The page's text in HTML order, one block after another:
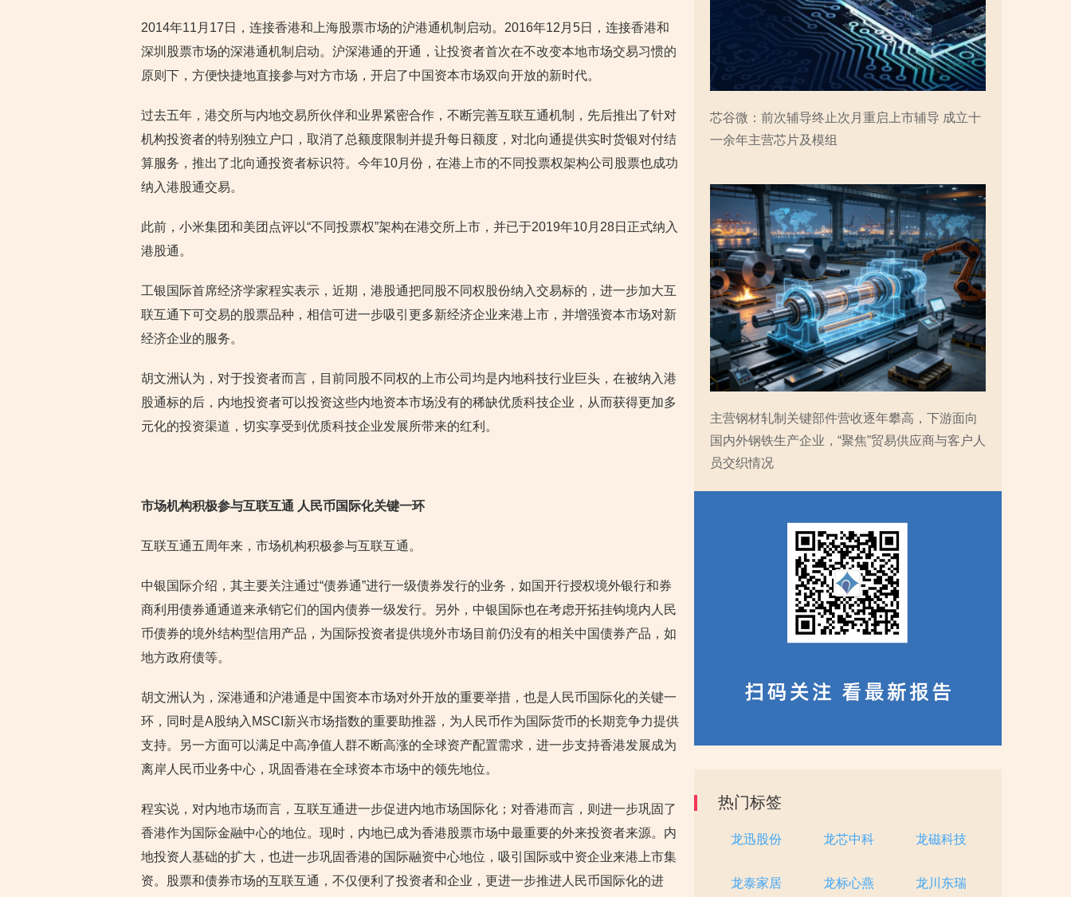
2014年11月17日，连接香港和上海股票市场的沪港通机制启动。2016年12月5日，连接香港和
深圳股票市场的深港通机制启动。沪深港通的开通，让投资者首次在不改变本地市场交易习惯的
原则下，方便快捷地直接参与对方市场，开启了中国资本市场双向开放的新时代。
过去五年，港交所与内地交易所伙伴和业界紧密合作，不断完善互联互通机制，先后推出了针对
机构投资者的特别独立户口，取消了总额度限制并提升每日额度，对北向通提供实时货银对付结
算服务，推出了北向通投资者标识符。今年10月份，在港上市的不同投票权架构公司股票也成功
纳入港股通交易。
此前，小米集团和美团点评以“不同投票权”架构在港交所上市，并已于2019年10月28日正式纳入
港股通。
工银国际首席经济学家程实表示，近期，港股通把同股不同权股份纳入交易标的，进一步加大互
联互通下可交易的股票品种，相信可进一步吸引更多新经济企业来港上市，并增强资本市场对新
经济企业的服务。
胡文洲认为，对于投资者而言，目前同股不同权的上市公司均是内地科技行业巨头，在被纳入港
股通标的后，内地投资者可以投资这些内地资本市场没有的稀缺优质科技企业，从而获得更加多
元化的投资渠道，切实享受到优质科技企业发展所带来的红利。
市场机构积极参与互联互通 人民币国际化关键一环
互联互通五周年来，市场机构积极参与互联互通。
中银国际介绍，其主要关注通过“债券通”进行一级债券发行的业务，如国开行授权境外银行和券
商利用债券通通道来承销它们的国内债券一级发行。另外，中银国际也在考虑开拓挂钩境内人民
币债券的境外结构型信用产品，为国际投资者提供境外市场目前仍没有的相关中国债券产品，如
地方政府债等。
胡文洲认为，深港通和沪港通是中国资本市场对外开放的重要举措，也是人民币国际化的关键一
环，同时是A股纳入MSCI新兴市场指数的重要助推器，为人民币作为国际货币的长期竞争力提供
支持。另一方面可以满足中高净值人群不断高涨的全球资产配置需求，进一步支持香港发展成为
离岸人民币业务中心，巩固香港在全球资本市场中的领先地位。
程实说，对内地市场而言，互联互通进一步促进内地市场国际化；对香港而言，则进一步巩固了
香港作为国际金融中心的地位。现时，内地已成为香港股票市场中最重要的外来投资者来源。内
地投资人基础的扩大，也进一步巩固香港的国际融资中心地位，吸引国际或中资企业来港上市集
资。股票和债券市场的互联互通，不仅便利了投资者和企业，更进一步推进人民币国际化的进
芯谷微：前次辅导终止次月重启上市辅导 成立十
一余年主营芯片及模组
主营钢材轧制关键部件营收逐年攀高，下游面向
国内外钢铁生产企业，“聚焦”贸易供应商与客户人
员交织情况
热门标签
龙迅股份 龙芯中科 龙磁科技
龙泰家居 龙标心燕 龙川东瑞